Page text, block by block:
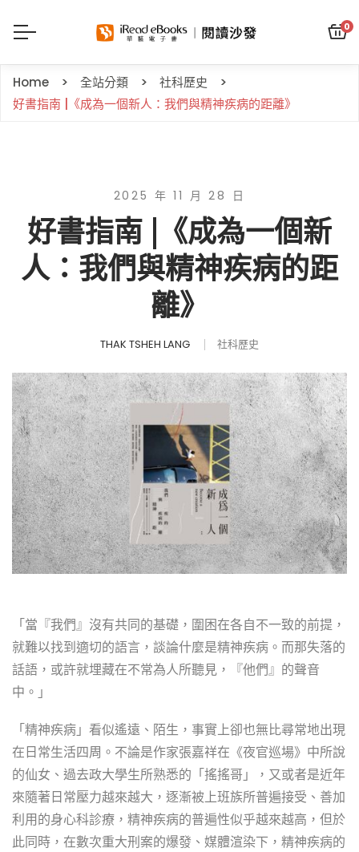
0
Home 全站分類
社科歷史
好書指南 |《成為一個新人：我們與精神疾病的距離》
2025 年 11 月 28 日
好書指南 |《成為一個新
人：我們與精神疾病的距
離》
THAK TSHEH LANG 社科歷史
「當『我們』沒有共同的基礎，圍困在各自不一致的前提，
就難以找到適切的語言，談論什麼是精神疾病。而那失落的
話語，或許就埋藏在不常為人所聽見，『他們』的聲音
中。」
「精神疾病」看似遙遠、陌生，事實上卻也無比尋常地出現
在日常生活四周。不論是作家張嘉祥在《夜官巡場》中所說
的仙女、過去政大學生所熟悉的「搖搖哥」，又或者是近年
來隨著日常壓力越來越大，逐漸被上班族所普遍接受、善加
利用的身心科診療，精神疾病的普遍性似乎越來越高，但於
此同時，在數次重大刑案的爆發、媒體渲染下，精神疾病的